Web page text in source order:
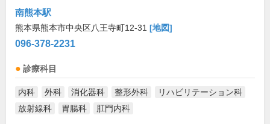
南熊本駅
熊本県熊本市中央区八王寺町12-31 [地図]
096-378-2231
診療科目
内科 外科 消化器科 整形外科
リハビリテーション科
放射線科
胃腸科 肛門内科